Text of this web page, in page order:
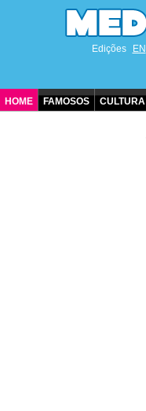
Edições EN
HOME FAMOSOS CULTURA